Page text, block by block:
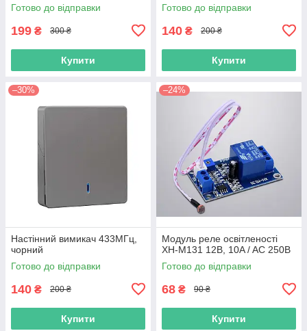
Готово до відправки
199 ₴ 300 ₴
Купити
Готово до відправки
140 ₴ 200 ₴
Купити
–30%
Настінний вимикач 433МГц,
чорний
Готово до відправки
140 ₴ 200 ₴
Купити
–24%
Модуль реле освітленості
XH-M131 12В, 10A / AC 250В
Готово до відправки
68 ₴ 90 ₴
Купити